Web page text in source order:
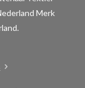
Merk